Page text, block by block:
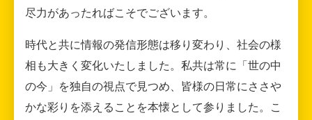
尽力があったればこそでございます。
時代と共に情報の発信形態は移り変わり、社会の様
相も大きく変化いたしました。私共は常に「世の中
の今」を独自の視点で見つめ、皆様の日常にささや
かな彩りを添えることを本懐として参りました。こ